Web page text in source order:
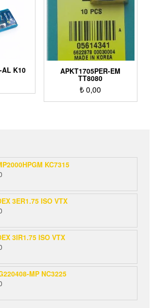
AL K10 APKT1705PER-EM
TT8080
₺0,00
KC7315
3ER1.75 ISO VTX
3IR1.75 ISO VTX
MP NC3225